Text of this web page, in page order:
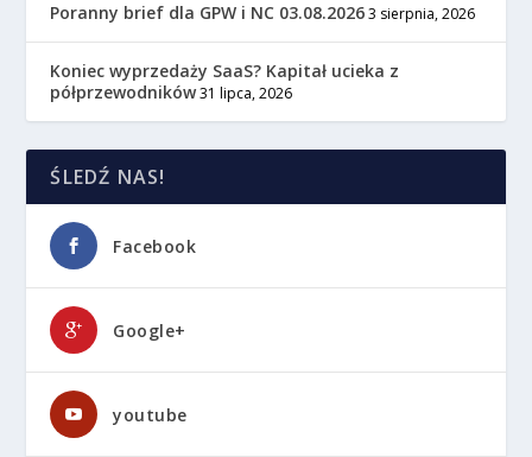
Poranny brief dla GPW i NC 03.08.2026 3 sierpnia, 2026
Koniec wyprzedaży SaaS? Kapitał ucieka z
półprzewodników31 lipca, 2026
ŚLEDŹ NAS!
Facebook
Google+
youtube